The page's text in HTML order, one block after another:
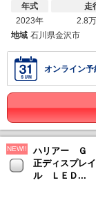
年式
2023年
走
2.8
地域 石川県金沢市
オンライン予
NEW!!
ハリアー Ｇ
正ディスプレ
ル ＬＥＤ...